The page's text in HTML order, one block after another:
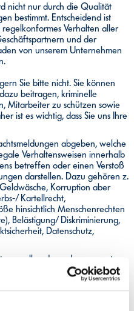
nicht nur durch die Qualität
bestimmt. Entscheidend ist
Verhalten aller
und der
von unserem Unternehmen
Sie bitte nicht. Sie können
beitragen, kriminelle
Mitarbeiter zu schützen sowie
ist es wichtig, dass Sie uns Ihre
abgeben, welche
Verhaltensweisen innerhalb
betreffen oder einen Verstoß
darstellen. Dazu gehören z.
Korruption aber
Kartellrecht,
hinsichtlich Menschenrechten
Belästigung/Diskriminierung,
Datenschutz,
und nur dann zu nutzen,
auch immer – das persönliche
nicht in Frage kommt.